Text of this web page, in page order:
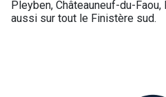
Pleyben, Châteauneuf-du-
aussi sur tout le Finistère sud.